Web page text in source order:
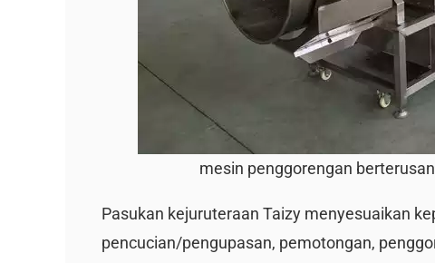
mesin penggorengan
Pasukan kejuruteraan Taizy menyesuaikan
pencucian/pengupasan, pemotongan,